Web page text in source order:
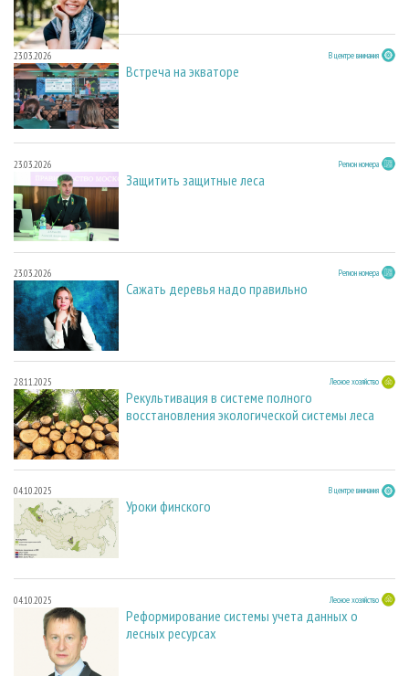
23.03.2026 В центре внимания
Встреча на экваторе
23.03.2026 Регион номера
Защитить защитные леса
23.03.2026 Регион номера
Сажать деревья надо правильно
28.11.2025 Лесное хозяйство
Рекультивация в системе полного
восстановления экологической системы леса
04.10.2025 В центре внимания
Уроки финского
04.10.2025 Лесное хозяйство
Реформирование системы учета данных о
лесных ресурсах